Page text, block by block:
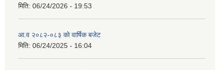
मिति: 06/24/2026 - 19:53
आ.व २०८२-०८३ काे वार्षिक बजेट
मिति: 06/24/2025 - 16:04